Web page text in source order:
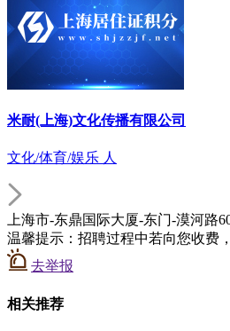
米耐(上海)文化传播有限公司
文化/体育/娱乐 人
上海市-东鼎国际大厦-东门-漠河路
温馨提示：招聘过程中若向您收费
去举报
相关推荐